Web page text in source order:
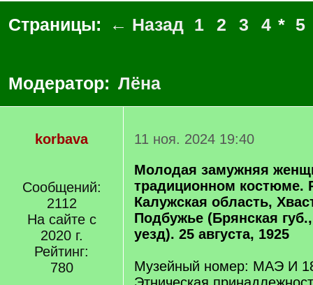
Страницы: ← Назад 1 2 3 4 * 5
Модератор: Лёна
korbava
Сообщений:
2112
На сайте с
2020 г.
Рейтинг:
780
11 ноя. 2024 19:40
Молодая замужняя
традиционном костюме.
Калужская область,
Подбужье (Брянская
уезд). 25 августа, 1925
Музейный номер: МАЭ И